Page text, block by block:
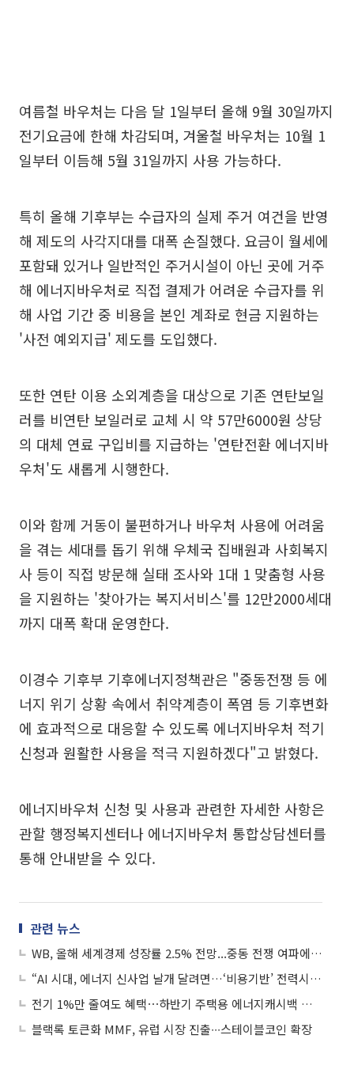
여름철 바우처는 다음 달 1일부터 올해 9월 30일까지
전기요금에 한해 차감되며, 겨울철 바우처는 10월 1
일부터 이듬해 5월 31일까지 사용 가능하다.
특히 올해 기후부는 수급자의 실제 주거 여건을 반영
해 제도의 사각지대를 대폭 손질했다. 요금이 월세에
포함돼 있거나 일반적인 주거시설이 아닌 곳에 거주
해 에너지바우처로 직접 결제가 어려운 수급자를 위
해 사업 기간 중 비용을 본인 계좌로 현금 지원하는
'사전 예외지급' 제도를 도입했다.
또한 연탄 이용 소외계층을 대상으로 기존 연탄보일
러를 비연탄 보일러로 교체 시 약 57만6000원 상당
의 대체 연료 구입비를 지급하는 '연탄전환 에너지바
우처'도 새롭게 시행한다.
이와 함께 거동이 불편하거나 바우처 사용에 어려움
을 겪는 세대를 돕기 위해 우체국 집배원과 사회복지
사 등이 직접 방문해 실태 조사와 1대 1 맞춤형 사용
을 지원하는 '찾아가는 복지서비스'를 12만2000세대
까지 대폭 확대 운영한다.
이경수 기후부 기후에너지정책관은 "중동전쟁 등 에
너지 위기 상황 속에서 취약계층이 폭염 등 기후변화
에 효과적으로 대응할 수 있도록 에너지바우처 적기
신청과 원활한 사용을 적극 지원하겠다"고 밝혔다.
에너지바우처 신청 및 사용과 관련한 자세한 사항은
관할 행정복지센터나 에너지바우처 통합상담센터를
통해 안내받을 수 있다.
관련 뉴스
WB, 올해 세계경제 성장률 2.5% 전망...중동 전쟁 여파에 전년比 0.4%p↓
“AI 시대, 에너지 신사업 날개 달려면…‘비용기반’ 전력시장 손질해야”
전기 1%만 줄여도 혜택⋯하반기 주택용 에너지캐시백 최대 120원 지급
블랙록 토큰화 MMF, 유럽 시장 진출∙∙∙스테이블코인 확장